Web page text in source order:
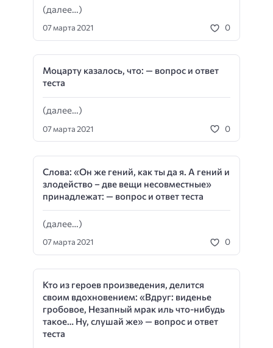
(далее…)
07 марта 2021 0
Моцарту казалось, что: — вопрос и ответ
теста
(далее…)
07 марта 2021 0
Слова: «Он же гений, как ты да я. А гений и
злодейство – две вещи несовместные»
принадлежат: — вопрос и ответ теста
(далее…)
07 марта 2021 0
Кто из героев произведения, делится
своим вдохновением: «Вдруг: виденье
гробовое, Незапный мрак иль что-нибудь
такое… Ну, слушай же» — вопрос и ответ
теста